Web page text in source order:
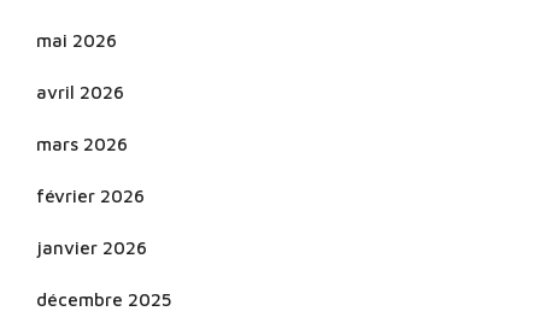
mai 2026
avril 2026
mars 2026
février 2026
janvier 2026
décembre 2025